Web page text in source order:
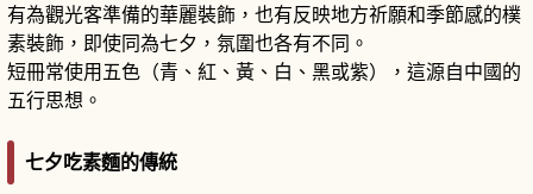
有為觀光客準備的華麗裝飾，也有反映地方祈願和季節感的樸
素裝飾，即使同為七夕，氛圍也各有不同。
短冊常使用五色（青、紅、黃、白、黑或紫），這源自中國的
五行思想。
七夕吃素麵的傳統